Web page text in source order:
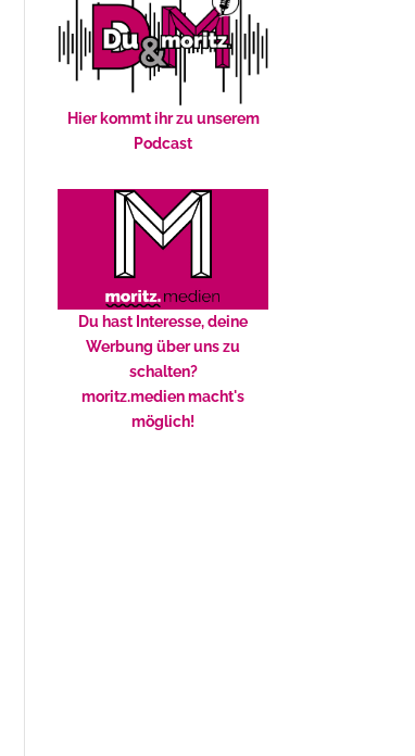
Hier kommt ihr zu unserem
Podcast
Du hast Interesse, deine
Werbung über uns zu
schalten?
moritz.medien macht's
möglich!